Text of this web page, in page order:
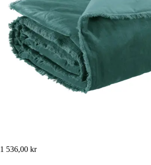
1 536,00 kr